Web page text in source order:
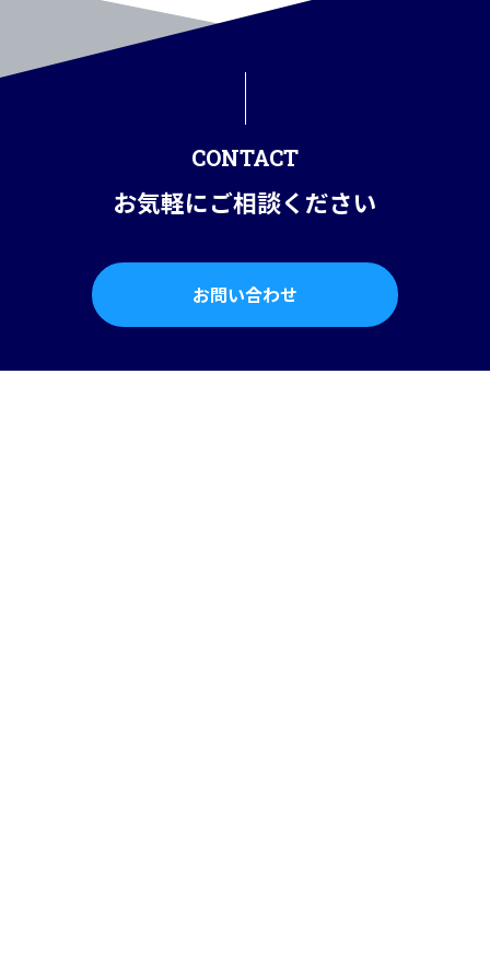
CONTACT
お気軽にご相談ください
お問い合わせ